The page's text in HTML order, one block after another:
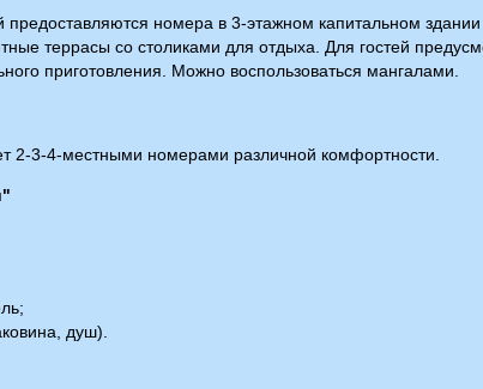
предоставляются номера в 3-этажном капитальном
террасы со столиками для отдыха. Для гостей
приготовления. Можно воспользоваться мангалами.
2-3-4-местными номерами различной комфортности.
душ).